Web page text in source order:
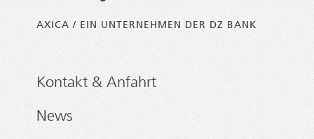
AXICA / EIN UNTERNEHMEN DER DZ BANK
Kontakt & Anfahrt
News